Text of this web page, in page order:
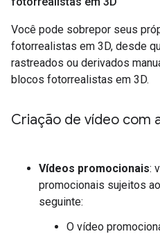
Você pode sobrepor seus
fotorrealistas em 3D, desde
rastreados ou derivados
blocos fotorrealistas em 3D.
Criação de vídeo com
Vídeos promocionais:
promocionais sujeitos
seguinte:
O vídeo